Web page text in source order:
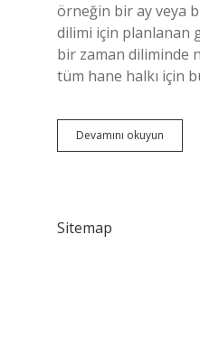
örneğin bir ay veya
dilimi için planlanan
bir zaman diliminde
tüm hane halkı için
Devamını okuyun
Bütçesi
Sitemap